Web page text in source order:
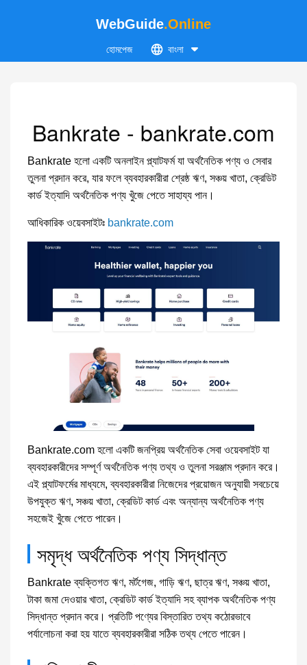
WebGuide.Online
হোমপেজ বাংলা
Bankrate - bankrate.com
Bankrate হলো একটি অনলাইন প্ল্যাটফর্ম যা অর্থনৈতিক পণ্য ও সেবার
তুলনা প্রদান করে, যার ফলে ব্যবহারকারীরা শ্রেষ্ঠ ঋণ, সঞ্চয় খাতা, ক্রেডিট
কার্ড ইত্যাদি অর্থনৈতিক পণ্য খুঁজে পেতে সাহায্য পান।
আধিকারিক ওয়েবসাইটঃ bankrate.com
Bankrate.com হলো একটি জনপ্রিয় অর্থনৈতিক সেবা ওয়েবসাইট যা
ব্যবহারকারীদের সম্পূর্ণ অর্থনৈতিক পণ্য তথ্য ও তুলনা সরঞ্জাম প্রদান করে।
এই প্ল্যাটফর্মের মাধ্যমে, ব্যবহারকারীরা নিজেদের প্রয়োজন অনুযায়ী সবচেয়ে
উপযুক্ত ঋণ, সঞ্চয় খাতা, ক্রেডিট কার্ড এবং অন্যান্য অর্থনৈতিক পণ্য
সহজেই খুঁজে পেতে পারেন।
সমৃদ্ধ অর্থনৈতিক পণ্য সিদ্ধান্ত
Bankrate ব্যক্তিগত ঋণ, মর্টগেজ, গাড়ি ঋণ, ছাত্র ঋণ, সঞ্চয় খাতা,
টাকা জমা দেওয়ার খাতা, ক্রেডিট কার্ড ইত্যাদি সহ ব্যাপক অর্থনৈতিক পণ্য
সিদ্ধান্ত প্রদান করে। প্রতিটি পণ্যের বিস্তারিত তথ্য কঠোরভাবে
পর্যালোচনা করা হয় যাতে ব্যবহারকারীরা সঠিক তথ্য পেতে পারেন।